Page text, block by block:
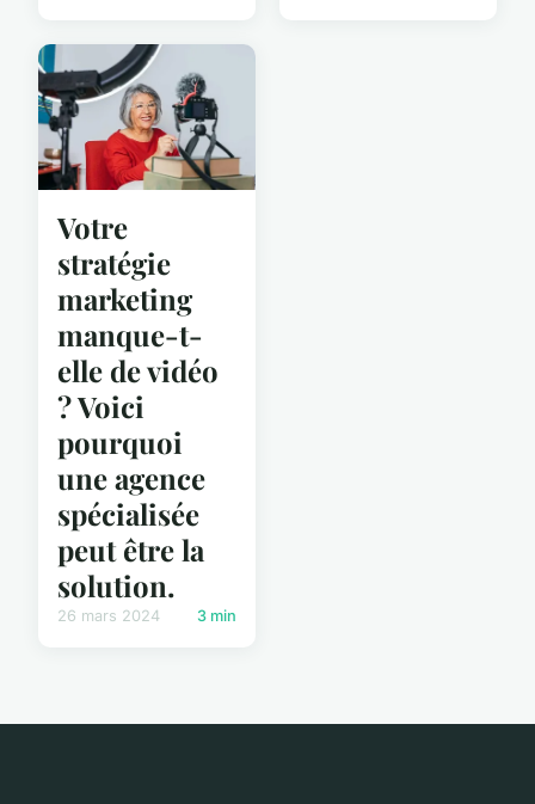
Votre
stratégie
marketing
manque-t-
elle de vidéo
? Voici
pourquoi
une agence
spécialisée
peut être la
solution.
26 mars 2024 3 min